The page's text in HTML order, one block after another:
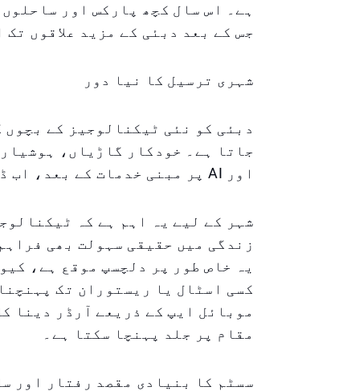
ہے۔ اس سال کچھ پارکس اور
جس کے بعد دبئی کے مزید علاقوں
شہری ترسیل کا نیا دور
دبئی کو نئی ٹیکنالوجیز کے
جاتا ہے۔ خودکار گاڑیاں،
اور AI پر مبنی خدمات کے بعد، اب ڈرون ڈیلوری بڑا مرکز بننے جا رہی ہے۔
شہر کے لیے یہ اہم ہے کہ
زندگی میں حقیقی سہولت بھی
یہ خاص طور پر دلچسپ موقع ہے،
کسی اسٹال یا ریستوران تک
موبائل ایپ کے ذریعے آرڈر دینا
مقام پر جلد پہنچا سکتا ہے۔
سسٹم کا بنیادی مقصد رفتار اور